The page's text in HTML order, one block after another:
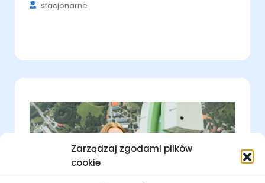
Zarządzaj zgodami plików
cookie
stacjonarne